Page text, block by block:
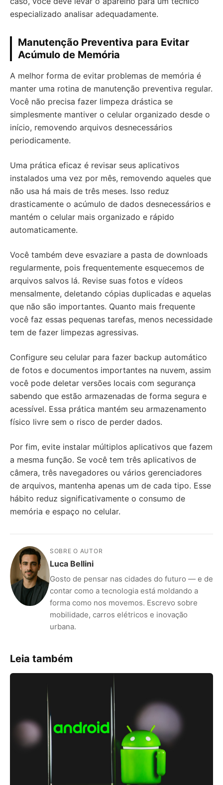
especializado analisar adequadamente.
Manutenção Preventiva para Evitar
Acúmulo de Memória
A melhor forma de evitar problemas de memória é
manter uma rotina de manutenção preventiva regular.
Você não precisa fazer limpeza drástica se
simplesmente mantiver o celular organizado desde o
início, removendo arquivos desnecessários
periodicamente.
Uma prática eficaz é revisar seus aplicativos
instalados uma vez por mês, removendo aqueles que
não usa há mais de três meses. Isso reduz
drasticamente o acúmulo de dados desnecessários e
mantém o celular mais organizado e rápido
automaticamente.
Você também deve esvaziare a pasta de downloads
regularmente, pois frequentemente esquecemos de
arquivos salvos lá. Revise suas fotos e vídeos
mensalmente, deletando cópias duplicadas e aquelas
que não são importantes. Quanto mais frequente
você faz essas pequenas tarefas, menos necessidade
tem de fazer limpezas agressivas.
Configure seu celular para fazer backup automático
de fotos e documentos importantes na nuvem, assim
você pode deletar versões locais com segurança
sabendo que estão armazenadas de forma segura e
acessível. Essa prática mantém seu armazenamento
físico livre sem o risco de perder dados.
Por fim, evite instalar múltiplos aplicativos que fazem
a mesma função. Se você tem três aplicativos de
câmera, três navegadores ou vários gerenciadores
de arquivos, mantenha apenas um de cada tipo. Esse
hábito reduz significativamente o consumo de
memória e espaço no celular.
SOBRE O AUTOR
Luca Bellini
Gosto de pensar nas cidades do futuro — e de
contar como a tecnologia está moldando a
forma como nos movemos. Escrevo sobre
mobilidade, carros elétricos e inovação
urbana.
Leia também